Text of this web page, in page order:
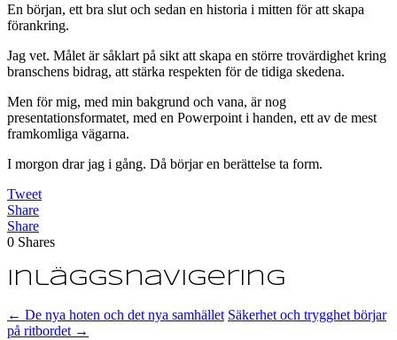
En början, ett bra slut och sedan en historia i mitten för att skapa
förankring.
Jag vet. Målet är såklart på sikt att skapa en större trovärdighet kring
branschens bidrag, att stärka respekten för de tidiga skedena.
Men för mig, med min bakgrund och vana, är nog
presentationsformatet, med en Powerpoint i handen, ett av de mest
framkomliga vägarna.
I morgon drar jag i gång. Då börjar en berättelse ta form.
Tweet
Share
Share
0 Shares
Inläggsnavigering
← De nya hoten och det nya samhället Säkerhet och trygghet börjar
på ritbordet →